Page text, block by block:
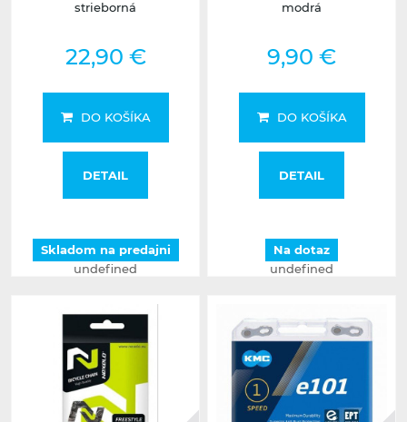
strieborná
22,90 €
DO KOŠÍKA
DETAIL
Skladom na predajni
undefined
modrá
9,90 €
DO KOŠÍKA
DETAIL
Na dotaz
undefined